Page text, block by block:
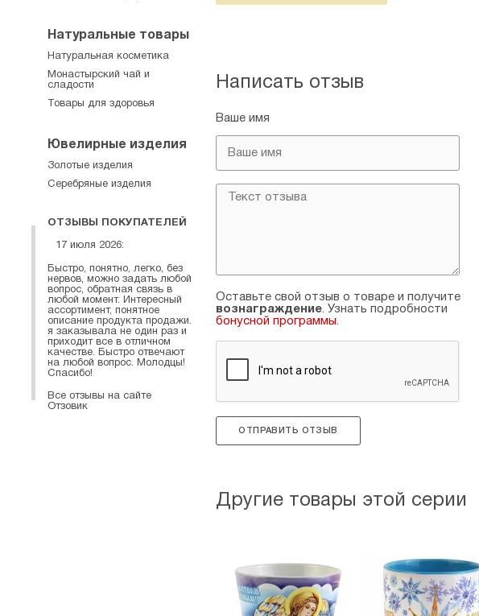
Написать отзыв
Ваше имя
Оставьте свой отзыв о товаре и получите
вознаграждение. Узнать подробности
бонусной программы.
ОТПРАВИТЬ ОТЗЫВ
Другие товары этой серии
Натуральные товары
Натуральная косметика
Монастырский чай и
сладости
Товары для здоровья
Ювелирные изделия
Золотые изделия
Серебряные изделия
ОТЗЫВЫ ПОКУПАТЕЛЕЙ
17 июля 2026:
Быстро, понятно, легко, без
нервов, можно задать любой
вопрос, обратная связь в
любой момент. Интересный
ассортимент, понятное
описание продукта продажи.
я заказывала не один раз и
приходит все в отличном
качестве. Быстро отвечают
на любой вопрос. Молодцы!
Спасибо!
Все отзывы на сайте
Отзовик